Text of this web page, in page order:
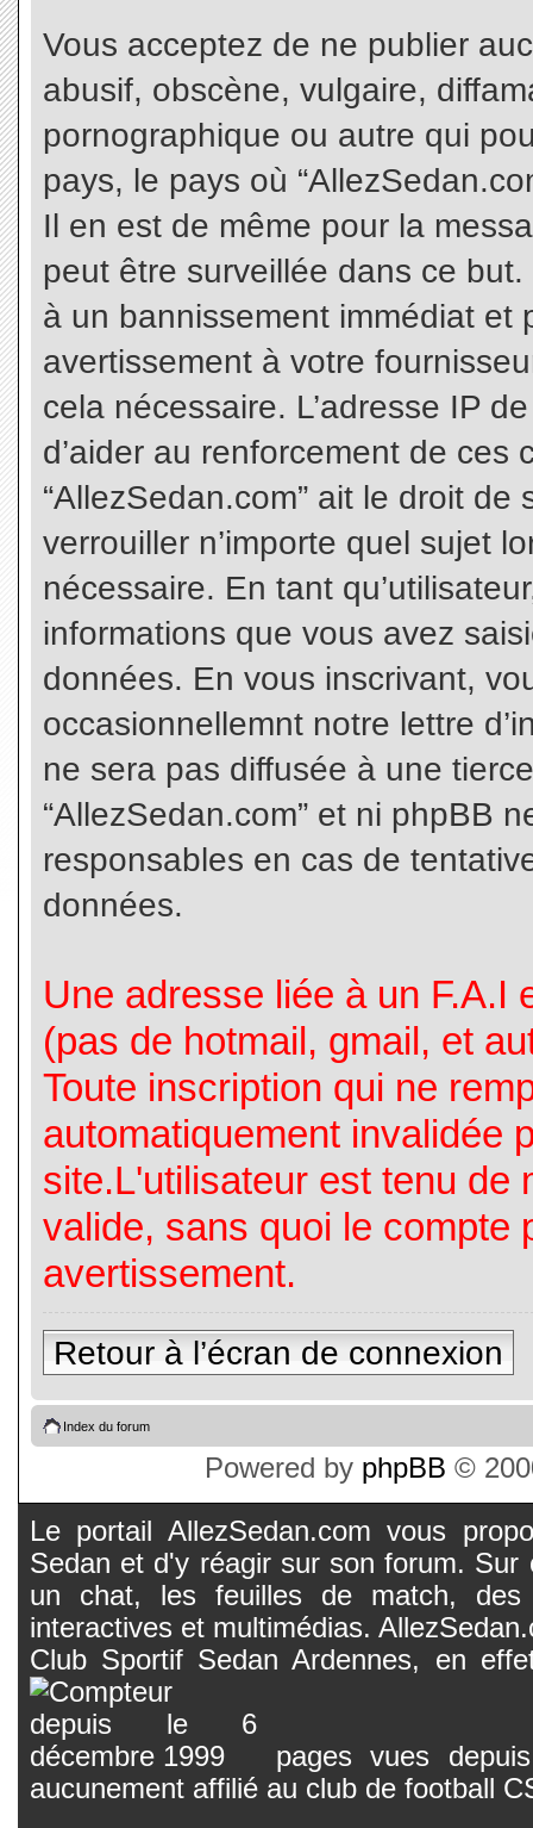
Vous acceptez de ne publier
abusif, obscène, vulgaire,
pornographique ou autre qui
pays, le pays où
Il en est de même pour la
peut être surveillée dans ce
à un bannissement immédiat et
avertissement à votre
cela nécessaire. L’adresse IP
d’aider au renforcement de
“AllezSedan.com” ait le droit de
verrouiller n’importe quel sujet
nécessaire. En tant
informations que vous avez
données. En vous inscrivant,
occasionnellemnt notre lettre
ne sera pas diffusée à une
“AllezSedan.com” et ni phpBB
responsables en cas de
données.
Une adresse liée à un F.A.I
(pas de hotmail, gmail, et
Toute inscription qui ne
automatiquement invalidée
site.L'utilisateur est tenu de
valide, sans quoi le compte
avertissement.
Retour à l’écran de connexion
Index du forum
Powered by phpBB ©
Le portail AllezSedan.com vous
Sedan et d'y réagir sur son forum.
un chat, les feuilles de match, des
interactives et multimédias.
Club Sportif Sedan Ardennes, en
pages vues
aucunement affilié au club de football